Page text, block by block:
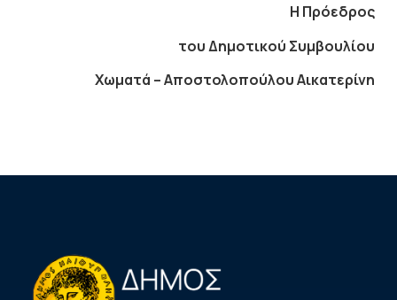
Η Πρόεδρος
του Δημοτικού Συμβουλίου
Χωματά – Αποστολοπούλου Αικατερίνη